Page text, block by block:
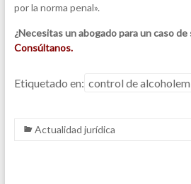
por la norma penal».
¿Necesitas un abogado para un caso de
Consúltanos.
Etiquetado en: control de
Actualidad jurídica